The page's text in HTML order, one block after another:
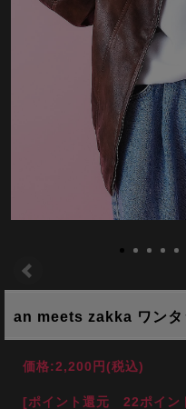
an meets zakka ワンタ
価格:2,200円(税込)
[ポイント還元 22ポイン